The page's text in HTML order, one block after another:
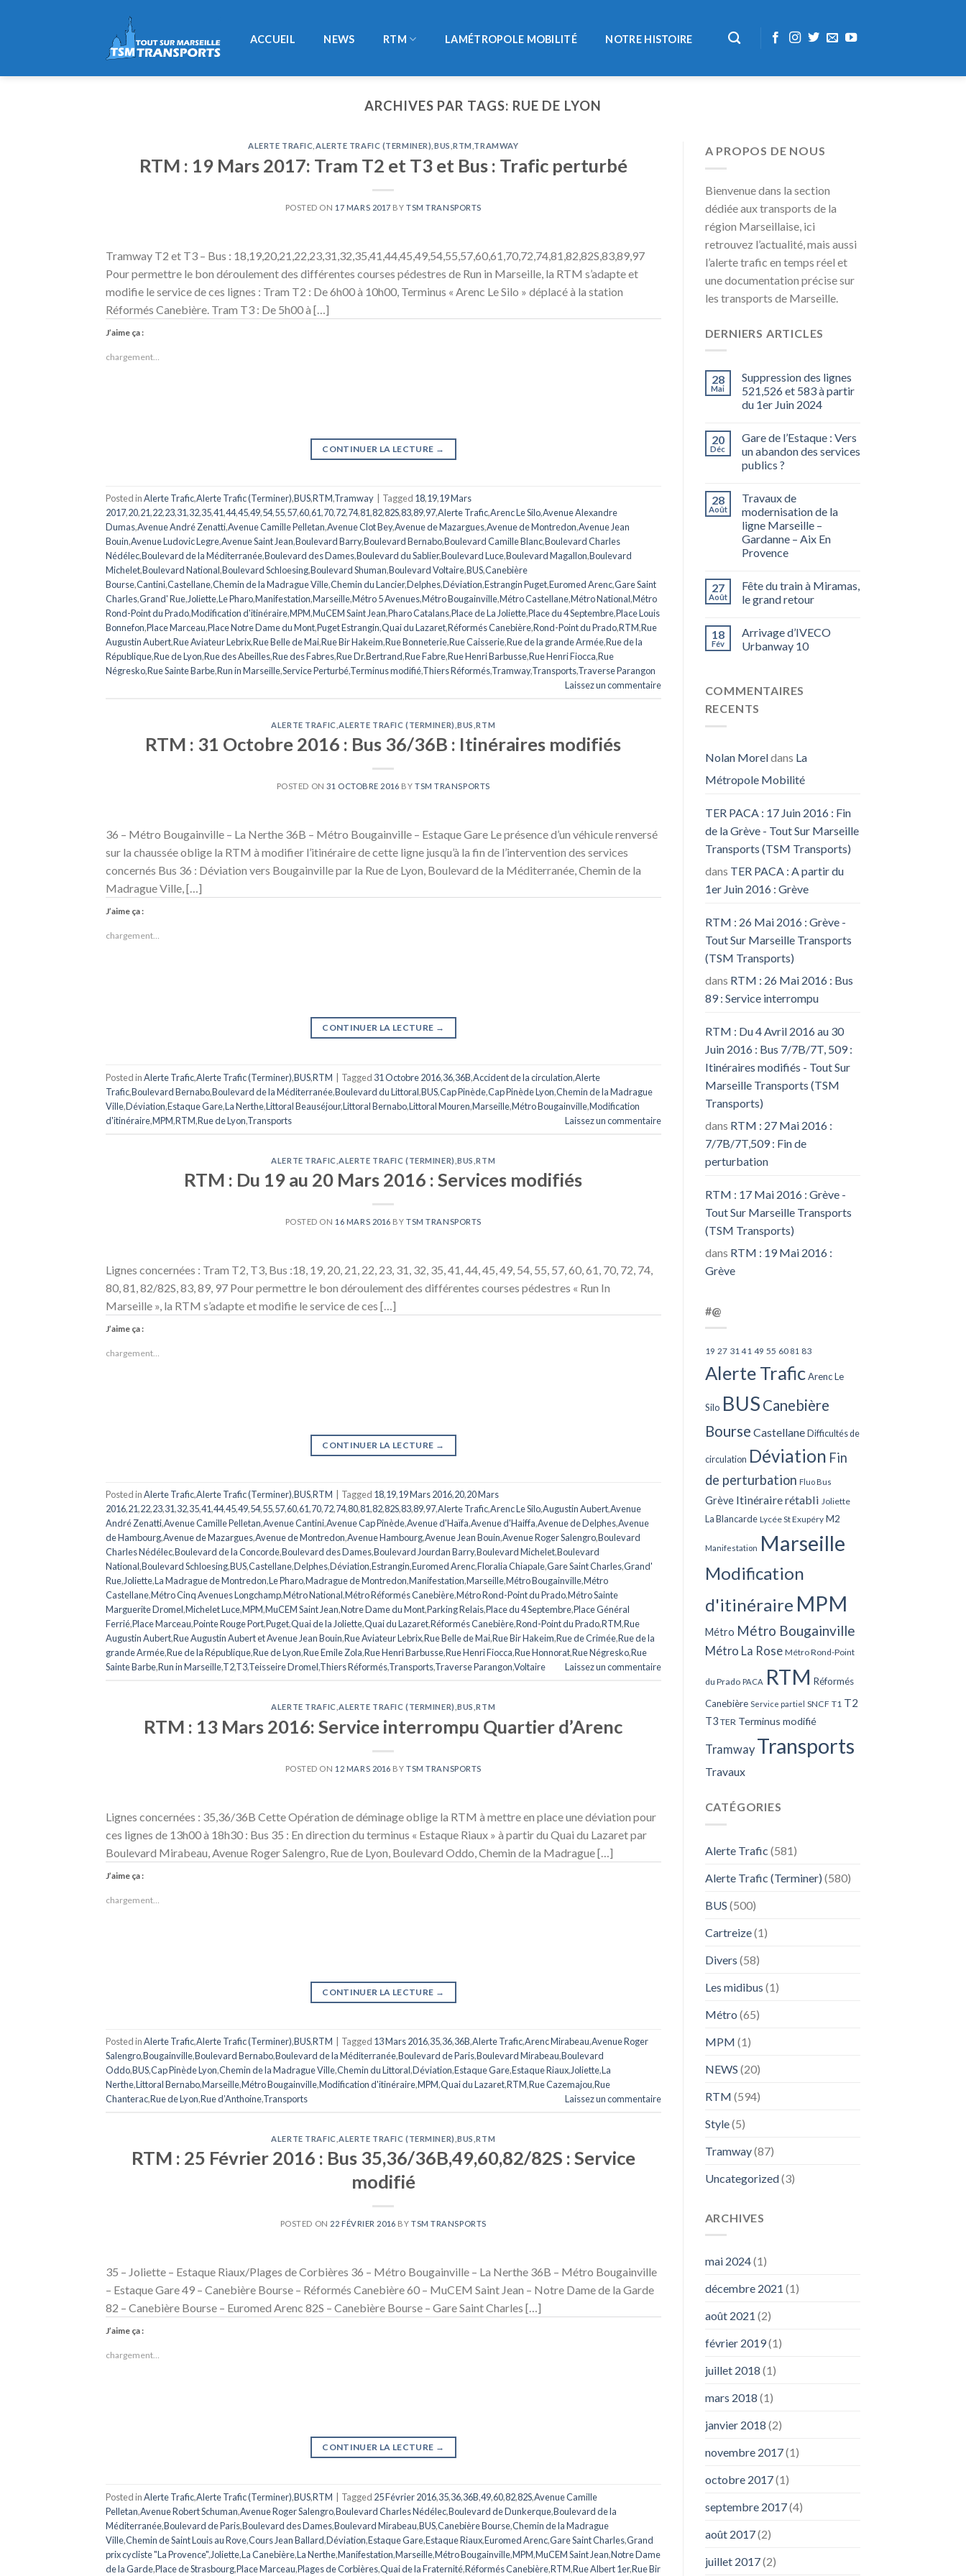
ACCUEIL NEWS RTM LAMÉTROPOLE MOBILITÉ NOTRE HISTOIRE
ARCHIVES PAR TAGS: RUE DE LYON
ALERTE TRAFIC ALERTE TRAFIC (TERMINER) BUS ,RTM TRAMWAY
RTM : 19 Mars 2017: Tram T2 et T3 et Bus : Trafic perturbé
POSTED ON 17 MARS 2017 BYTSM TRANSPORTS
Tramway T2 et T3 – Bus : 18,19,20,21,22,23,31,32,35,41,44,45,49,54,55,57,60,61,70,72,74,81,82,82S,83,89,97
Pour permettre le bon déroulement des différentes courses pédestres de Run in Marseille, la RTM s’adapte et
modifie le service de ces lignes : Tram T2 : De 6h00 à 10h00, Terminus « Arenc Le Silo » déplacé à la station
Réformés Canebière. Tram T3 : De 5h00 à […]
J’aime ça :
chargement…
CONTINUER LA LECTURE →
Posted inAlerte Trafic,Alerte Trafic (Terminer),BUS,RTM,Tramway Tagged 18,19,19 Mars
2017,20,21,22,23,31,32,35,41,44,45,49,54,55,57,60,61,70,72,74,81,82,82S,83,89,97,Alerte Trafic,Arenc Le Silo,Avenue Alexandre
Dumas,Avenue André Zenatti,Avenue Camille Pelletan,Avenue Clot Bey,Avenue de Mazargues,Avenue de Montredon,Avenue Jean
Bouin,Avenue Ludovic Legre,Avenue Saint Jean,Boulevard Barry,Boulevard Bernabo,Boulevard Camille Blanc,Boulevard Charles
Nédélec,Boulevard de la Méditerranée,Boulevard des Dames,Boulevard du Sablier,Boulevard Luce,Boulevard Magallon,Boulevard
Michelet,Boulevard National,Boulevard Schloesing,Boulevard Shuman,Boulevard Voltaire,BUS,Canebière
Bourse,Cantini,Castellane,Chemin de la Madrague Ville,Chemin du Lancier,Delphes,Déviation,Estrangin Puget,Euromed Arenc,Gare Saint
Charles,Grand' Rue,Joliette,Le Pharo,Manifestation,Marseille,Métro 5 Avenues,Métro Bougainville,Métro Castellane,Métro National,Métro
Rond-Point du Prado,Modification d'itinéraire,MPM,MuCEM Saint Jean,Pharo Catalans,Place de La Joliette,Place du 4 Septembre,Place Louis
Bonnefon,Place Marceau,Place Notre Dame du Mont,Puget Estrangin,Quai du Lazaret,Réformés Canebière,Rond-Point du Prado,RTM,Rue
Augustin Aubert,Rue Aviateur Lebrix,Rue Belle de Mai,Rue Bir Hakeim,Rue Bonneterie,Rue Caisserie,Rue de la grande Armée,Rue de la
République,Rue de Lyon,Rue des Abeilles,Rue des Fabres,Rue Dr.Bertrand,Rue Fabre,Rue Henri Barbusse,Rue Henri Fiocca,Rue
Négresko,Rue Sainte Barbe,Run in Marseille,Service Perturbé,Terminus modifié,Thiers Réformés,Tramway,Transports,Traverse Parangon
Laissez un commentaire
ALERTE TRAFIC ,ALERTE TRAFIC (TERMINER) ,BUS ,RTM
RTM : 31 Octobre 2016 : Bus 36/36B : Itinéraires modifiés
POSTED ON31 OCTOBRE 2016 BY TSM TRANSPORTS
36 – Métro Bougainville – La Nerthe 36B – Métro Bougainville – Estaque Gare Le présence d’un véhicule renversé
sur la chaussée oblige la RTM à modifier l’itinéraire de cette ligne jusqu’à la fin de l’intervention des services
concernés Bus 36 : Déviation vers Bougainville par la Rue de Lyon, Boulevard de la Méditerranée, Chemin de la
Madrague Ville, […]
J’aime ça :
chargement…
CONTINUER LA LECTURE →
Posted inAlerte Trafic,Alerte Trafic (Terminer),BUS,RTM Tagged 31 Octobre 2016,36,36B,Accident de la circulation,Alerte
Trafic,Boulevard Bernabo,Boulevard de la Méditerranée,Boulevard du Littoral,BUS,Cap Pinède,Cap Pinède Lyon,Chemin de la Madrague
Ville,Déviation,Estaque Gare,La Nerthe,Littoral Beauséjour,Littoral Bernabo,Littoral Mouren,Marseille,Métro Bougainville,Modification
d'itinéraire,MPM,RTM,Rue de Lyon,Transports Laissez un commentaire
ALERTE TRAFIC ALERTE TRAFIC (TERMINER) ,BUS ,RTM
RTM : Du 19 au 20 Mars 2016 : Services modifiés
POSTED ON 16 MARS 2016 BYTSM TRANSPORTS
Lignes concernées : Tram T2, T3, Bus :18, 19, 20, 21, 22, 23, 31, 32, 35, 41, 44, 45, 49, 54, 55, 57, 60, 61, 70, 72, 74,
80, 81, 82/82S, 83, 89, 97 Pour permettre le bon déroulement des différentes courses pédestres « Run In
Marseille », la RTM s’adapte et modifie le service de ces […]
J’aime ça :
chargement…
CONTINUER LA LECTURE →
Posted inAlerte Trafic,Alerte Trafic (Terminer),BUS,RTM Tagged 18,19,19 Mars 2016,20,20 Mars
2016,21,22,23,31,32,35,41,44,45,49,54,55,57,60,61,70,72,74,80,81,82,82S,83,89,97,Alerte Trafic,Arenc Le Silo,Augustin Aubert,Avenue
André Zenatti,Avenue Camille Pelletan,Avenue Cantini,Avenue Cap Pinède,Avenue d'Haïfa,Avenue d'Haiffa,Avenue de Delphes,Avenue
de Hambourg,Avenue de Mazargues,Avenue de Montredon,Avenue Hambourg,Avenue Jean Bouin,Avenue Roger Salengro,Boulevard
Charles Nédélec,Boulevard de la Concorde,Boulevard des Dames,Boulevard Jourdan Barry,Boulevard Michelet,Boulevard
National,Boulevard Schloesing,BUS,Castellane,Delphes,Déviation,Estrangin,Euromed Arenc,Floralia Chiapale,Gare Saint Charles,Grand'
Rue,Joliette,La Madrague de Montredon,Le Pharo,Madrague de Montredon,Manifestation,Marseille,Métro Bougainville,Métro
Castellane,Métro Cinq Avenues Longchamp,Métro National,Métro Réformés Canebière,Métro Rond-Point du Prado,Métro Sainte
Marguerite Dromel,Michelet Luce,MPM,MuCEM Saint Jean,Notre Dame du Mont,Parking Relais,Place du 4 Septembre,Place Général
Ferrié,Place Marceau,Pointe Rouge Port,Puget,Quai de la Joliette,Quai du Lazaret,Réformés Canebière,Rond-Point du Prado,RTM,Rue
Augustin Aubert,Rue Augustin Aubert et Avenue Jean Bouin,Rue Aviateur Lebrix,Rue Belle de Mai,Rue Bir Hakeim,Rue de Crimée,Rue de la
grande Armée,Rue de la République,Rue de Lyon,Rue Emile Zola,Rue Henri Barbusse,Rue Henri Fiocca,Rue Honnorat,Rue Négresko,Rue
Sainte Barbe,Run in Marseille,T2,T3,Teisseire Dromel,Thiers Réformés,Transports,Traverse Parangon,Voltaire Laissez un commentaire
ALERTE TRAFIC ,ALERTE TRAFIC (TERMINER) ,BUS ,RTM
RTM : 13 Mars 2016: Service interrompu Quartier d’Arenc
POSTED ON 12 MARS 2016 BYTSM TRANSPORTS
Lignes concernées : 35,36/36B Cette Opération de déminage oblige la RTM à mettre en place une déviation pour
ces lignes de 13h00 à 18h30 : Bus 35 : En direction du terminus « Estaque Riaux » à partir du Quai du Lazaret par
Boulevard Mirabeau, Avenue Roger Salengro, Rue de Lyon, Boulevard Oddo, Chemin de la Madrague […]
J’aime ça :
chargement…
CONTINUER LA LECTURE →
Posted inAlerte Trafic,Alerte Trafic (Terminer),BUS,RTM Tagged 13 Mars 2016,35,36,36B,Alerte Trafic,Arenc Mirabeau,Avenue Roger
Salengro,Bougainville,Boulevard Bernabo,Boulevard de la Méditerranée,Boulevard de Paris,Boulevard Mirabeau,Boulevard
Oddo,BUS,Cap Pinède Lyon,Chemin de la Madrague Ville,Chemin du Littoral,Déviation,Estaque Gare,Estaque Riaux,Joliette,La
Nerthe,Littoral Bernabo,Marseille,Métro Bougainville,Modification d'itinéraire,MPM,Quai du Lazaret,RTM,Rue Cazemajou,Rue
Chanterac,Rue de Lyon,Rue d’Anthoine,Transports Laissez un commentaire
ALERTE TRAFIC ,ALERTE TRAFIC (TERMINER) ,BUS ,RTM
RTM : 25 Février 2016 : Bus 35,36/36B,49,60,82/82S : Service
modifié
POSTED ON 22 FÉVRIER 2016 BY TSM TRANSPORTS
35 – Joliette – Estaque Riaux/Plages de Corbières 36 – Métro Bougainville – La Nerthe 36B – Métro Bougainville
– Estaque Gare 49 – Canebière Bourse – Réformés Canebière 60 – MuCEM Saint Jean – Notre Dame de la Garde
82 – Canebière Bourse – Euromed Arenc 82S – Canebière Bourse – Gare Saint Charles […]
J’aime ça :
chargement…
CONTINUER LA LECTURE →
Posted inAlerte Trafic,Alerte Trafic (Terminer),BUS,RTM Tagged 25 Février 2016,35,36,36B,49,60,82,82S,Avenue Camille
Pelletan,Avenue Robert Schuman,Avenue Roger Salengro,Boulevard Charles Nédélec,Boulevard de Dunkerque,Boulevard de la
Méditerranée,Boulevard de Paris,Boulevard des Dames,Boulevard Mirabeau,BUS,Canebière Bourse,Chemin de la Madrague
Ville,Chemin de Saint Louis au Rove,Cours Jean Ballard,Déviation,Estaque Gare,Estaque Riaux,Euromed Arenc,Gare Saint Charles,Grand
prix cycliste "La Provence",Joliette,La Canebière,La Nerthe,Manifestation,Marseille,Métro Bougainville,MPM,MuCEM Saint Jean,Notre Dame
de la Garde,Place de Strasbourg,Place Marceau,Plages de Corbières,Quai de la Fraternité,Réformés Canebière,RTM,Rue Albert 1er,Rue Bir
A PROPOS DE NOUS
Bienvenue dans la section
dédiée aux transports de la
région Marseillaise, ici
retrouvez l’actualité, mais aussi
l’alerte trafic en temps réel et
une documentation précise sur
les transports de Marseille.
DERNIERS ARTICLES
28
Mai
Suppression des lignes
521,526 et 583 à partir
du 1er Juin 2024
20
Déc
Gare de l’Estaque : Vers
un abandon des services
publics ?
28
Août
Travaux de
modernisation de la
ligne Marseille –
Gardanne – Aix En
Provence
27
Août
Fête du train à Miramas,
le grand retour
18
Fév
Arrivage d’IVECO
Urbanway 10
COMMENTAIRES
RECENTS
Nolan Moreldans La
Métropole Mobilité
TER PACA : 17 Juin 2016 : Fin
de la Grève - Tout Sur Marseille
Transports (TSM Transports)
dans TER PACA : A partir du
1er Juin 2016 : Grève
RTM : 26 Mai 2016 : Grève -
Tout Sur Marseille Transports
(TSM Transports)
dans RTM : 26 Mai 2016 : Bus
89 : Service interrompu
RTM : Du 4 Avril 2016 au 30
Juin 2016 : Bus 7/7B/7T, 509 :
Itinéraires modifiés - Tout Sur
Marseille Transports (TSM
Transports)
dans RTM : 27 Mai 2016 :
7/7B/7T,509 : Fin de
perturbation
RTM : 17 Mai 2016 : Grève -
Tout Sur Marseille Transports
(TSM Transports)
dans RTM : 19 Mai 2016 :
Grève
#@
19 27 31 41 49 55 60 81 83
Alerte Trafic Arenc Le
Silo BUS Canebière
Bourse Castellane Difficultés de
circulation Déviation Fin
de perturbation Fluo Bus
Grève Itinéraire rétabli Joliette
La Blancarde Lycée St Exupéry M2
Manifestation Marseille
Modification
d'itinéraire MPM
Métro Métro Bougainville
Métro La Rose Métro Rond-Point
du Prado PACA RTM Réformés
Canebière Service partiel SNCF T1 T2
T3 TER Terminus modifié
Tramway Transports
Travaux
CATÉGORIES
Alerte Trafic (581)
Alerte Trafic (Terminer) (580)
BUS (500)
Cartreize(1)
Divers (58)
Les midibus (1)
Métro (65)
MPM (1)
NEWS (20)
RTM (594)
Style(5)
Tramway(87)
Uncategorized(3)
ARCHIVES
mai 2024(1)
décembre 2021 (1)
août 2021 (2)
février 2019(1)
juillet 2018 (1)
mars 2018 (1)
janvier 2018 (2)
novembre 2017(1)
octobre 2017(1)
septembre 2017(4)
août 2017(2)
juillet 2017(2)